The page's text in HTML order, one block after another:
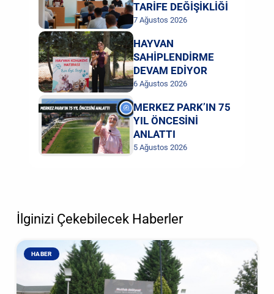
TARİFE DEĞİŞİKLİĞİ
7 Ağustos 2026
HAYVAN
SAHİPLENDİRME
DEVAM EDİYOR
6 Ağustos 2026
MERKEZ PARK’IN 75
YIL ÖNCESİNİ
ANLATTI
5 Ağustos 2026
İlginizi Çekebilecek Haberler
HABER